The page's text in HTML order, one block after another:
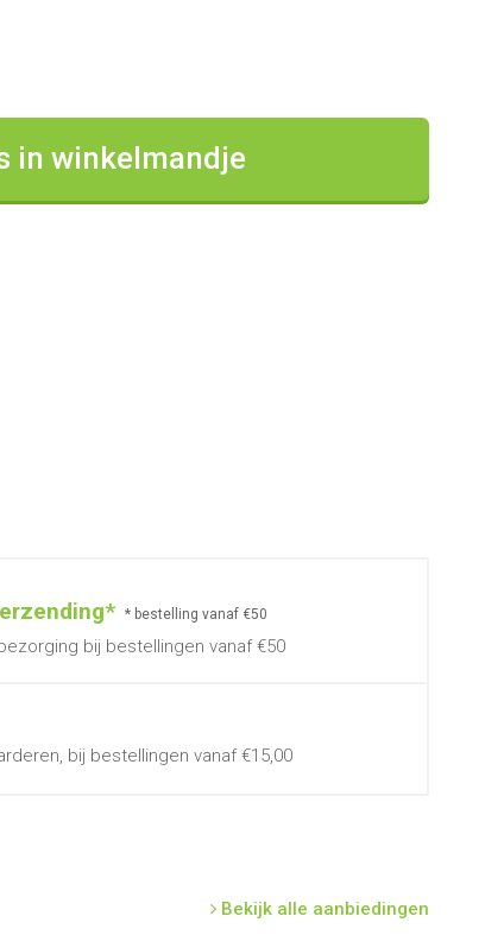
in winkelmandje
* bestelling vanaf €50
bij bestellingen vanaf €50
bij bestellingen vanaf €15,00
Bekijk alle aanbiedingen